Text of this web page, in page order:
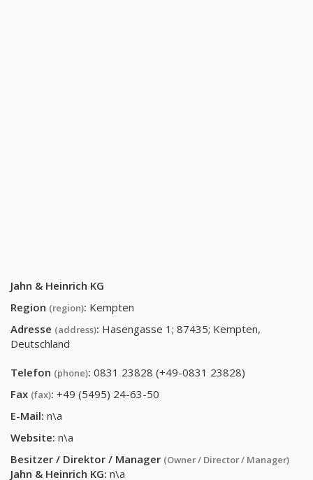
Jahn & Heinrich KG
Region (region): Kempten
Adresse (address): Hasengasse 1; 87435; Kempten,
Deutschland
Telefon (phone): 0831 23828 (+49-0831 23828)
Fax (fax): +49 (5495) 24-63-50
E-Mail: n\a
Website: n\a
Besitzer / Direktor / Manager (Owner / Director / Manager)
Jahn & Heinrich KG: n\a